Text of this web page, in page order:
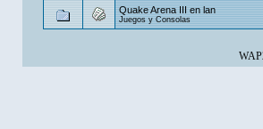
Quake Arena III en lan
Juegos y Consolas